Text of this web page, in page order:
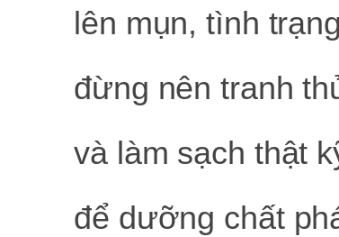
lên mụn, tình
đừng nên tranh
và làm sạch thật
để dưỡng chất